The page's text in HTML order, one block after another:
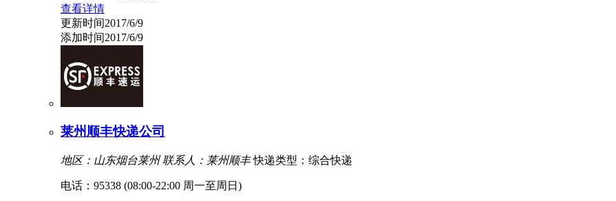
查看详情
更新时间2017/6/9
添加时间2017/6/9
莱州顺丰快递公司
地区：山东烟台莱州 联系人：莱州顺丰 快递类型：综合快递
电话：95338 (08:00-22:00 周一至周日)